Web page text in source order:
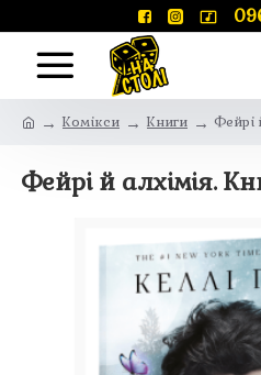
Комікси Книги Фейрі
Фейрі й алхімія.